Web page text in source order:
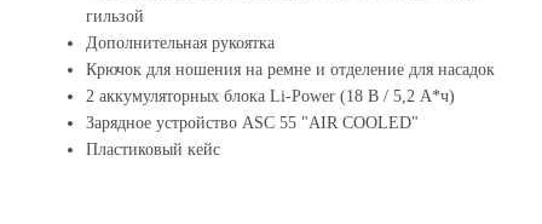
гильзой
Дополнительная рукоятка
Крючок для ношения на ремне и отделение для насадок
2 аккумуляторных блока Li-Power (18 В / 5,2 А*ч)
Зарядное устройство ASC 55 "AIR COOLED"
Пластиковый кейс